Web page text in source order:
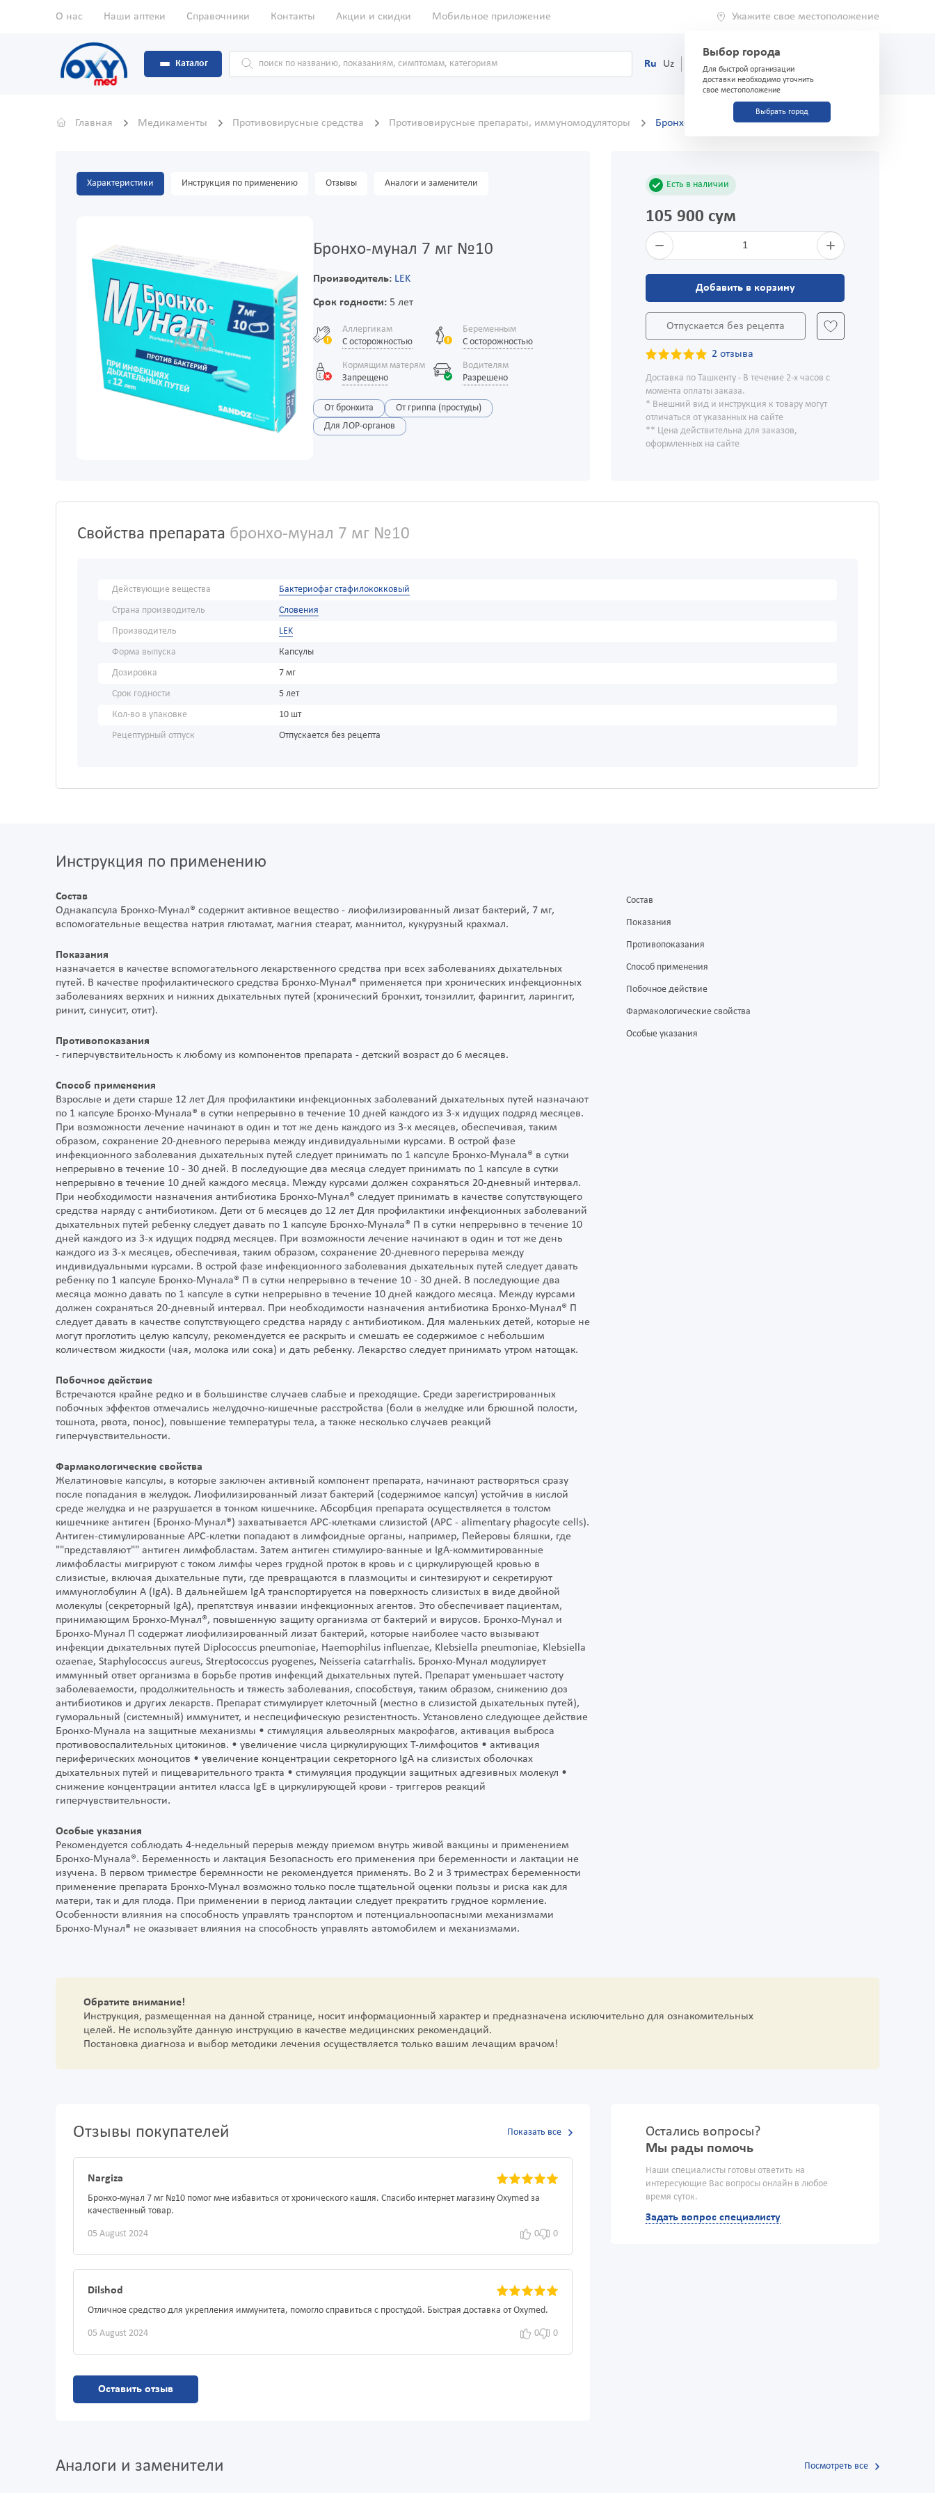
О нас Наши аптеки Справочники Контакты Акции и скидки Мобильное приложение Укажите свое местоположение
Выбор города
Для быстрой организации
доставки необходимо уточнить
свое местоположение
Выбрать город
Каталог Ru Uz (71) 200-03-03
Главная Медикаменты Противовирусные средства Противовирусные препараты, иммуномодуляторы Бронхо-мунал 7 мг №10
Характеристики Инструкция по применению Отзывы Аналоги и заменители
Бронхо-мунал 7 мг №10
Производитель: LEK
Срок годности:5 лет
Аллергикам
С осторожностью
Беременным
С осторожностью
Кормящим матерям
Запрещено
Водителям
Разрешено
От бронхита
От гриппа (простуды)
Для ЛОР-органов
Есть в наличии
105 900 сум
1
Добавить в корзину
Отпускается без рецепта
2 отзыва
Доставка по Ташкенту - В течение 2-х часов с
момента оплаты заказа.
* Внешний вид и инструкция к товару могут
отличаться от указанных на сайте
** Цена действительна для заказов,
оформленных на сайте
Свойства препарата бронхо-мунал 7 мг №10
Действующие вещества
Бактериофаг стафилококковый
Страна производитель
Словения
Производитель
LEK
Форма выпуска
Капсулы
Дозировка
7 мг
Срок годности
5 лет
Кол-во в упаковке
10 шт
Рецептурный отпуск
Отпускается без рецепта
Инструкция по применению
Состав
Однакапсула Бронхо-Мунал® содержит активное вещество - лиофилизированный лизат бактерий, 7 мг,
вспомогательные вещества натрия глютамат, магния стеарат, маннитол, кукурузный крахмал.
Показания
назначается в качестве вспомогательного лекарственного средства при всех заболеваниях дыхательных
путей. В качестве профилактического средства Бронхо-Мунал® применяется при хронических инфекционных
заболеваниях верхних и нижних дыхательных путей (хронический бронхит, тонзиллит, фарингит, ларингит,
ринит, синусит, отит).
Противопоказания
- гиперчувствительность к любому из компонентов препарата - детский возраст до 6 месяцев.
Способ применения
Взрослые и дети старше 12 лет Для профилактики инфекционных заболеваний дыхательных путей назначают
по 1 капсуле Бронхо-Мунала® в сутки непрерывно в течение 10 дней каждого из 3-х идущих подряд месяцев.
При возможности лечение начинают в один и тот же день каждого из 3-х месяцев, обеспечивая, таким
образом, сохранение 20-дневного перерыва между индивидуальными курсами. В острой фазе
инфекционного заболевания дыхательных путей следует принимать по 1 капсуле Бронхо-Мунала® в сутки
непрерывно в течение 10 - 30 дней. В последующие два месяца следует принимать по 1 капсуле в сутки
непрерывно в течение 10 дней каждого месяца. Между курсами должен сохраняться 20-дневный интервал.
При необходимости назначения антибиотика Бронхо-Мунал® следует принимать в качестве сопутствующего
средства наряду с антибиотиком. Дети от 6 месяцев до 12 лет Для профилактики инфекционных заболеваний
дыхательных путей ребенку следует давать по 1 капсуле Бронхо-Мунала® П в сутки непрерывно в течение 10
дней каждого из 3-х идущих подряд месяцев. При возможности лечение начинают в один и тот же день
каждого из 3-х месяцев, обеспечивая, таким образом, сохранение 20-дневного перерыва между
индивидуальными курсами. В острой фазе инфекционного заболевания дыхательных путей следует давать
ребенку по 1 капсуле Бронхо-Мунала® П в сутки непрерывно в течение 10 - 30 дней. В последующие два
месяца можно давать по 1 капсуле в сутки непрерывно в течение 10 дней каждого месяца. Между курсами
должен сохраняться 20-дневный интервал. При необходимости назначения антибиотика Бронхо-Мунал® П
следует давать в качестве сопутствующего средства наряду с антибиотиком. Для маленьких детей, которые не
могут проглотить целую капсулу, рекомендуется ее раскрыть и смешать ее содержимое с небольшим
количеством жидкости (чая, молока или сока) и дать ребенку. Лекарство следует принимать утром натощак.
Побочное действие
Встречаются крайне редко и в большинстве случаев слабые и преходящие. Среди зарегистрированных
побочных эффектов отмечались желудочно-кишечные расстройства (боли в желудке или брюшной полости,
тошнота, рвота, понос), повышение температуры тела, а также несколько случаев реакций
гиперчувствительности.
Фармакологические свойства
Желатиновые капсулы, в которые заключен активный компонент препарата, начинают растворяться сразу
после попадания в желудок. Лиофилизированный лизат бактерий (содержимое капсул) устойчив в кислой
среде желудка и не разрушается в тонком кишечнике. Абсорбция препарата осуществляется в толстом
кишечнике антиген (Бронхо-Мунал®) захватывается АРС-клетками слизистой (АРС - alimentary phagocyte cells).
Антиген-стимулированные АРС-клетки попадают в лимфоидные органы, например, Пейеровы бляшки, где
""представляют"" антиген лимфобластам. Затем антиген стимулиро-ванные и IgA-коммитированные
лимфобласты мигрируют с током лимфы через грудной проток в кровь и с циркулирующей кровью в
слизистые, включая дыхательные пути, где превращаются в плазмоциты и синтезируют и секретируют
иммуноглобулин А (IgA). В дальнейшем IgA транспортируется на поверхность слизистых в виде двойной
молекулы (секреторный IgA), препятствуя инвазии инфекционных агентов. Это обеспечивает пациентам,
принимающим Бронхо-Мунал®, повышенную защиту организма от бактерий и вирусов. Бронхо-Мунал и
Бронхо-Мунал П содержат лиофилизированный лизат бактерий, которые наиболее часто вызывают
инфекции дыхательных путей Diplococcus pneumoniae, Haemophilus influenzae, Klebsiella pneumoniae, Klebsiella
ozaenae, Staphylococcus aureus, Streptococcus pyogenes, Neisseria catarrhalis. Бронхо-Мунал модулирует
иммунный ответ организма в борьбе против инфекций дыхательных путей. Препарат уменьшает частоту
заболеваемости, продолжительность и тяжесть заболевания, способствуя, таким образом, снижению доз
антибиотиков и других лекарств. Препарат стимулирует клеточный (местно в слизистой дыхательных путей),
гуморальный (системный) иммунитет, и неспецифическую резистентность. Установлено следующее действие
Бронхо-Мунала на защитные механизмы • стимуляция альвеолярных макрофагов, активация выброса
противовоспалительных цитокинов. • увеличение числа циркулирующих Т-лимфоцитов • активация
периферических моноцитов • увеличение концентрации секреторного IgA на слизистых оболочках
дыхательных путей и пищеварительного тракта • стимуляция продукции защитных адгезивных молекул •
снижение концентрации антител класса IgE в циркулирующей крови - триггеров реакций
гиперчувствительности.
Особые указания
Рекомендуется соблюдать 4-недельный перерыв между приемом внутрь живой вакцины и применением
Бронхо-Мунала®. Беременность и лактация Безопасность его применения при беременности и лактации не
изучена. В первом триместре беремнности не рекомендуется применять. Во 2 и 3 триместрах беременности
применение препарата Бронхо-Мунал возможно только после тщательной оценки пользы и риска как для
матери, так и для плода. При применении в период лактации следует прекратить грудное кормление.
Особенности влияния на способность управлять транспортом и потенциальноопасными механизмами
Бронхо-Мунал® не оказывает влияния на способность управлять автомобилем и механизмами.
Состав
Показания
Противопоказания
Способ применения
Побочное действие
Фармакологические свойства
Особые указания
Обратите внимание!
Инструкция, размещенная на данной странице, носит информационный характер и предназначена исключительно для ознакомительных
целей. Не используйте данную инструкцию в качестве медицинских рекомендаций.
Постановка диагноза и выбор методики лечения осуществляется только вашим лечащим врачом!
Отзывы покупателей Показать все
Nargiza
Бронхо-мунал 7 мг №10 помог мне избавиться от хронического кашля. Спасибо интернет магазину Oxymed за
качественный товар.
05 August 2024 0 0
Dilshod
Отличное средство для укрепления иммунитета, помогло справиться с простудой. Быстрая доставка от Oxymed.
05 August 2024 0 0
Оставить отзыв
Остались вопросы?
Мы рады помочь
Наши специалисты готовы ответить на
интересующие Вас вопросы онлайн в любое
время суток.
Задать вопрос специалисту
Аналоги и заменители Посмотреть все